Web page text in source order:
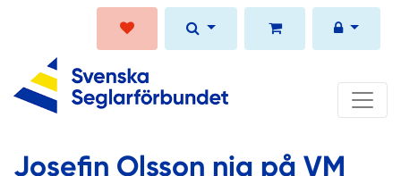
Josefin Olsson nia på VM